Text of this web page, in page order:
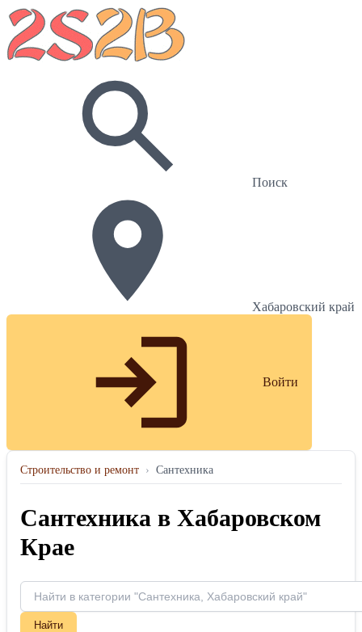
Поиск
Хабаровский край
Войти
Строительство и ремонт › Сантехника
Сантехника в Хабаровском
Крае
Найти